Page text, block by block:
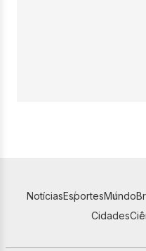
NotíciasEsportesMundo
Cidades